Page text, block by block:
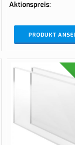
Aktionspreis
PRODUKT